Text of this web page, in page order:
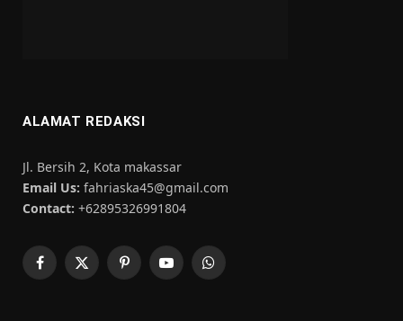
ALAMAT REDAKSI
Jl. Bersih 2, Kota makassar
Email Us: fahriaska45@gmail.com
Contact: +62895326991804
Facebook
X
PinterestYouTubeWhatsApp